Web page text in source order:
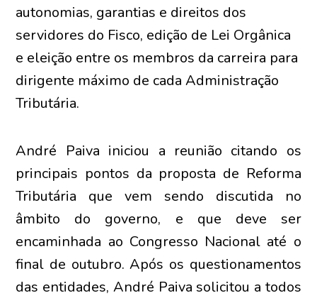
autonomias, garantias e direitos dos
servidores do Fisco, edição de Lei Orgânica
e eleição entre os membros da carreira para
dirigente máximo de cada Administração
Tributária.
André Paiva iniciou a reunião citando os
principais pontos da proposta de Reforma
Tributária que vem sendo discutida no
âmbito do governo, e que deve ser
encaminhada ao Congresso Nacional até o
final de outubro. Após os questionamentos
das entidades, André Paiva solicitou a todos